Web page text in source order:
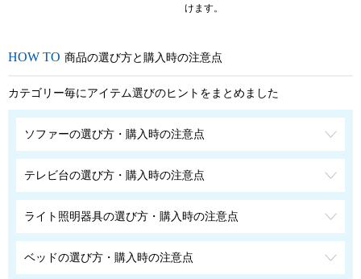
けます。
商品の選び方と購入時の注意点
カテゴリー毎にアイテム選びのヒントをまとめました
ソファーの選び方・購入時の注意点
テレビ台の選び方・購入時の注意点
ライト照明器具の選び方・購入時の注意点
ベッドの選び方・購入時の注意点